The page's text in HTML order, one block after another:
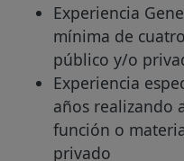
Experiencia
mínima de
público y/o
Experiencia
años realizando
función o
privado